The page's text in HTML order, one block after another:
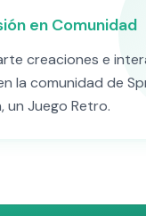
en Comunidad
creaciones e
la comunidad de
un Juego Retro.